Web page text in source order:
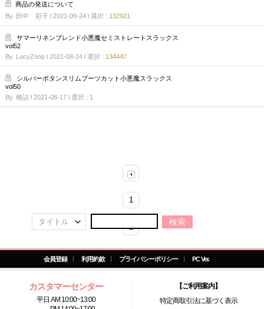
商品の発送について
By. 田中 彩子 l 2021-09-24 l 選択 : 132921
サマーリネンブレンド小悪魔セミストレートスラックス
vol52
By. LucyZoop l 2021-08-24 l 選択 : 134447
シルバーボタンスリムブーツカット小悪魔スラックス
vol50
By. 橋詰 l 2021-08-17 l 選択 : 1
1
2
3
検索
会員登録 利用約款 プライバシーポリシー PC Ver.
カスタマーセンター
平日 AM 10:00~13:00
【ご利用案内】
特定商取引法に基づく表示